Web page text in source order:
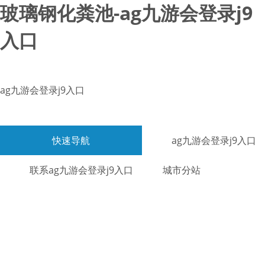
玻璃钢化粪池-ag九游会登录j9
入口
ag九游会登录j9入口
快速导航 ag九游会登录j9入口
联系ag九游会登录j9入口 城市分站